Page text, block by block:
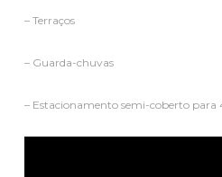
– Terraços
– Guarda-chuvas
– Estacionamento semi-coberto para